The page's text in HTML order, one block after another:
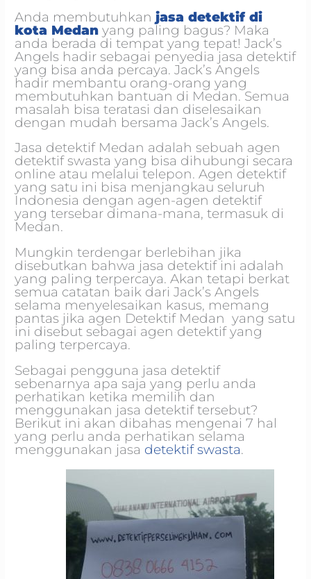
Anda membutuhkanjasa detektif di
kota Medan yang paling bagus? Maka
anda berada di tempat yang tepat!Jack’s
Angels hadir sebagai penyedia jasa detektif
yang bisa anda percaya. Jack’s Angels
hadir membantu orang-orang yang
membutuhkan bantuan di Medan. Semua
masalah bisa teratasi dan diselesaikan
dengan mudah bersama Jack’s Angels.
Jasa detektif Medan adalah sebuah agen
detektif swasta yang bisa dihubungi secara
online atau melalui telepon. Agen detektif
yang satu ini bisa menjangkau seluruh
Indonesia dengan agen-agen detektif
yang tersebar dimana-mana, termasuk di
Medan.
Mungkin terdengar berlebihan jika
disebutkan bahwa jasa detektif ini adalah
yang paling terpercaya. Akan tetapi berkat
semua catatan baik dari Jack’s Angels
selama menyelesaikan kasus, memang
pantas jika agen Detektif Medan yang satu
ini disebut sebagai agen detektif yang
paling terpercaya.
Sebagai pengguna jasa detektif
sebenarnya apa saja yang perlu anda
perhatikan ketika memilih dan
menggunakan jasa detektif tersebut?
Berikut ini akan dibahas mengenai 7 hal
yang perlu anda perhatikan selama
menggunakan jasa detektif swasta.